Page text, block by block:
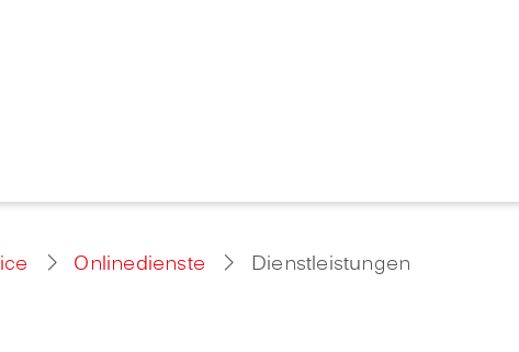
Onlinedienste Dienstleistungen